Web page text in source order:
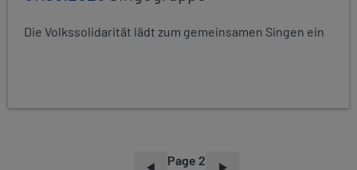
Die Volkssolidarität lädt zum gemeinsamen Singen ein
Page 2